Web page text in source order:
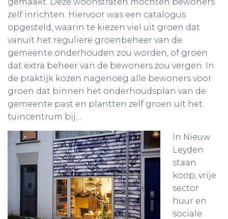
zelf inrichten. Hiervoor was een catalogus
opgesteld, waarin te kiezen viel uit groen dat
vanuit het reguliere groenbeheer van de
gemeente onderhouden zou worden, of groen
dat extra beheer van de bewoners zou vergen. In
de praktijk kozen nagenoeg alle bewoners voor
groen dat binnen het onderhoudsplan van de
gemeente past en plantten zelf groen uit het
tuincentrum bij…
In Nieuw
Leyden
staan
koop, vrije
sector
huur en
sociale